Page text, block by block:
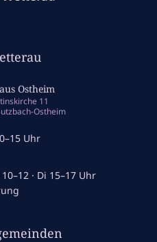
Ostheim
11
Ostheim
Uhr
· Di 15–17 Uhr